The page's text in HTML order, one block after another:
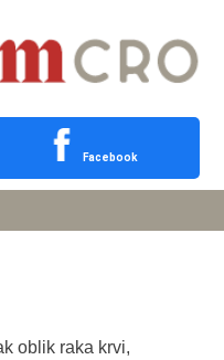
Facebook
oblik raka krvi,